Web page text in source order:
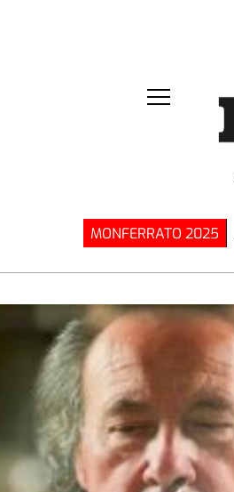
MONFERRATO 2025